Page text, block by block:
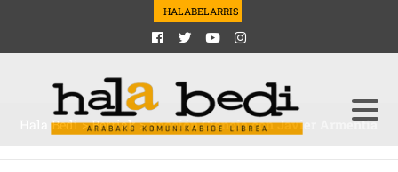
HALABELARRIS
Hala Bedi>Berriak>Sección Ciencia con Javier Armentia